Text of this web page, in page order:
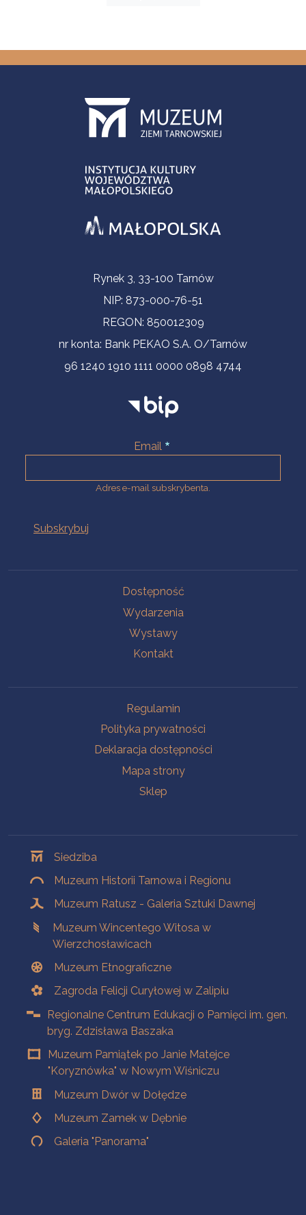
Informacje kontaktoweRynek 3, 33-100 Tarnów
NIP: 873-000-76-51
REGON: 850012309
nr konta: Bank PEKAO S.A. O/Tarnów
96 1240 1910 1111 0000 0898 4744
Email
Adres e-mail subskrybenta.
Dostępność
Wydarzenia
Wystawy
Kontakt
Regulamin
Polityka prywatności
Deklaracja dostępności
Mapa strony
Sklep
Siedziba
Muzeum Historii Tarnowa i Regionu
Muzeum Ratusz - Galeria Sztuki Dawnej
Muzeum Wincentego Witosa w
Wierzchosławicach
Muzeum Etnograficzne
Zagroda Felicji Curyłowej w Zalipiu
Regionalne Centrum Edukacji o Pamięci im. gen.
bryg. Zdzisława Baszaka
Muzeum Pamiątek po Janie Matejce
"Koryznówka" w Nowym Wiśniczu
Muzeum Dwór w Dołędze
Muzeum Zamek w Dębnie
Galeria "Panorama"